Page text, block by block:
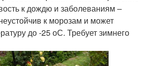
к дождю и заболеваниям –
к морозам и может
до -25 оС. Требует зимнего